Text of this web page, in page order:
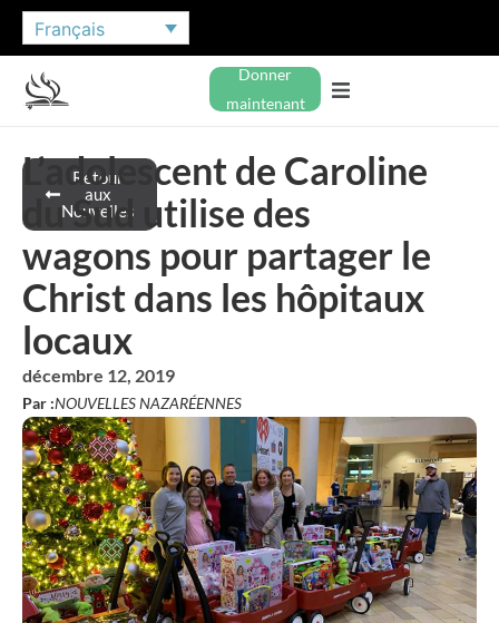
Français
Donner
maintenant
Retour
aux
Nouvelles
L’adolescent de Caroline
du Sud utilise des
wagons pour partager le
Christ dans les hôpitaux
locaux
décembre 12, 2019
Par :NOUVELLES NAZARÉENNES